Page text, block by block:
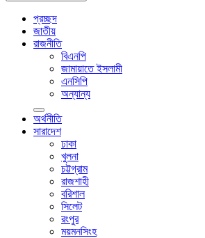
প্রচ্ছদ
জাতীয়
রাজনীতি
বিএনপি
জামায়াতে ইসলামী
এনসিপি
অন্যান্য
অর্থনীতি
সারাদেশ
ঢাকা
খুলনা
চট্টগ্রাম
রাজশাহী
বরিশাল
সিলেট
রংপুর
ময়মনসিংহ